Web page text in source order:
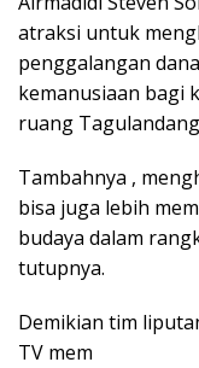
atraksi untuk
penggalangan
kemanusiaan bagi
ruang
Tambahnya ,
bisa juga lebih
budaya dalam
tutupnya.
Demikian tim
TV mem